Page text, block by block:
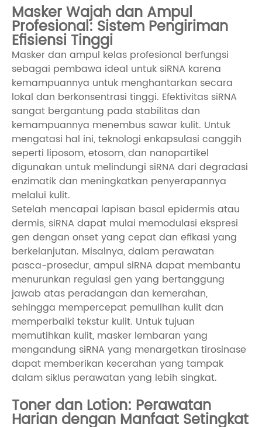
Masker Wajah dan Ampul
Profesional: Sistem Pengiriman
Efisiensi Tinggi
Masker dan ampul kelas profesional berfungsi
sebagai pembawa ideal untuk siRNA karena
kemampuannya untuk menghantarkan secara
lokal dan berkonsentrasi tinggi. Efektivitas siRNA
sangat bergantung pada stabilitas dan
kemampuannya menembus sawar kulit. Untuk
mengatasi hal ini, teknologi enkapsulasi canggih
seperti liposom, etosom, dan nanopartikel
digunakan untuk melindungi siRNA dari degradasi
enzimatik dan meningkatkan penyerapannya
melalui kulit.
Setelah mencapai lapisan basal epidermis atau
dermis, siRNA dapat mulai memodulasi ekspresi
gen dengan onset yang cepat dan efikasi yang
berkelanjutan. Misalnya, dalam perawatan
pasca-prosedur, ampul siRNA dapat membantu
menurunkan regulasi gen yang bertanggung
jawab atas peradangan dan kemerahan,
sehingga mempercepat pemulihan kulit dan
memperbaiki tekstur kulit. Untuk tujuan
memutihkan kulit, masker lembaran yang
mengandung siRNA yang menargetkan tirosinase
dapat memberikan kecerahan yang tampak
dalam siklus perawatan yang lebih singkat.
Toner dan Lotion: Perawatan
Harian dengan Manfaat Setingkat